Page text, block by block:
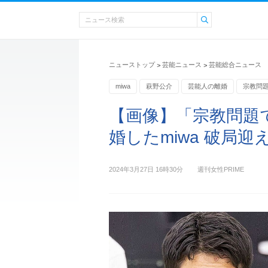
ニューストップ > 芸能ニュース > 芸能総合ニュース
miwa 萩野公介 芸能人の離婚 宗教問
【画像】「宗教問
婚したmiwa 破局迎
2024年3月27日 16時30分 週刊女性PRIME